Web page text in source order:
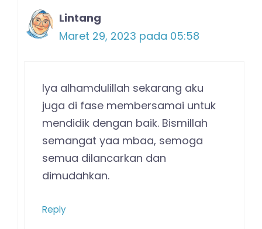
Lintang
Maret 29, 2023 pada 05:58
Iya alhamdulillah sekarang aku
juga di fase membersamai untuk
mendidik dengan baik. Bismillah
semangat yaa mbaa, semoga
semua dilancarkan dan
dimudahkan.
Reply